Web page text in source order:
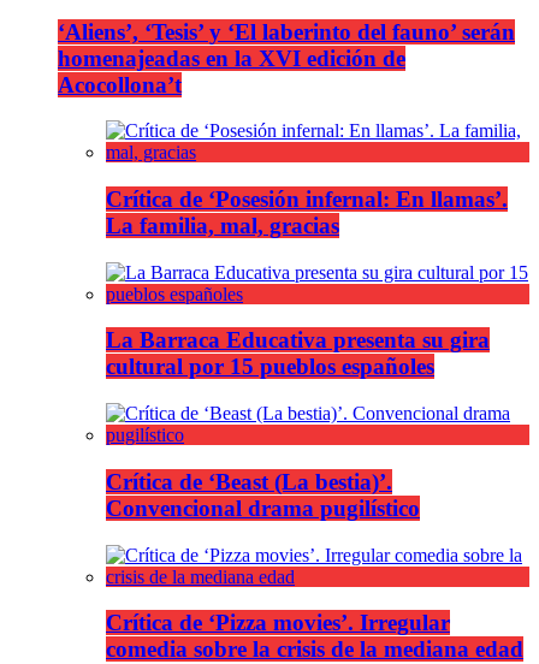
‘Aliens’, ‘Tesis’ y ‘El laberinto del fauno’ serán
homenajeadas en la XVI edición de
Acocollona’t
Crítica de ‘Posesión infernal: En llamas’.
La familia, mal, gracias
La Barraca Educativa presenta su gira
cultural por 15 pueblos españoles
Crítica de ‘Beast (La bestia)’.
Convencional drama pugilístico
Crítica de ‘Pizza movies’. Irregular
comedia sobre la crisis de la mediana edad